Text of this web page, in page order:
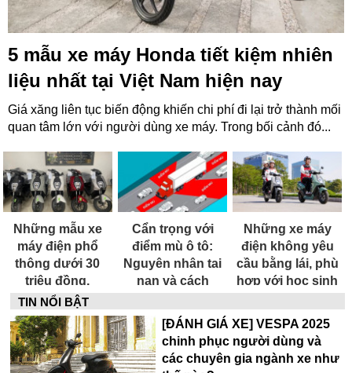
5 mẫu xe máy Honda tiết kiệm nhiên
liệu nhất tại Việt Nam hiện nay
Giá xăng liên tục biến động khiến chi phí đi lại trở thành mối
quan tâm lớn với người dùng xe máy. Trong bối cảnh đó...
Những mẫu xe
máy điện phổ
thông dưới 30
triệu đồng,
phương án thay
thế xe xăng để
tiết kiệm chi phí
Cẩn trọng với
điểm mù ô tô:
Nguyên nhân tai
nạn và cách
Những xe máy
điện không yêu
cầu bằng lái, phù
hợp với học sinh
TIN NỔI BẬT
[ĐÁNH GIÁ XE] VESPA 2025
chinh phục người dùng và
các chuyên gia ngành xe như